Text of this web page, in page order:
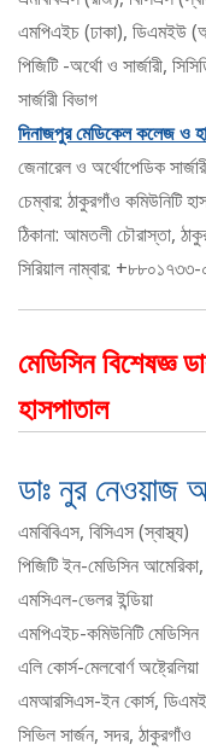
এমপিএইচ (ঢাকা), ডিএমইউ
পিজিটি -অর্থো ও সার্জারী,
সার্জারী বিভাগ
দিনাজপুর মেডিকেল কলেজ ও
জেনারেল ও অর্থোপেডিক
চেম্বার: ঠাকুরগাঁও কমিউনিটি
ঠিকানা: আমতলী চৌরাস্তা,
সিরিয়াল নাম্বার:
মেডিসিন বিশেষজ্ঞ
হাসপাতাল
ডাঃ নুর নেওয়াজ
এমবিবিএস, বিসিএস (স্বাস্থ্য)
পিজিটি ইন-মেডিসিন আমেরিকা,
এমসিএল-ভেলর ইন্ডিয়া
এমপিএইচ-কমিউনিটি মেডিসিন
এলি কোর্স-মেলবোর্ণ অষ্ট্রেলিয়া
এমআরসিএস-ইন কোর্স,
সিভিল সার্জন, সদর, ঠাকুরগাঁও